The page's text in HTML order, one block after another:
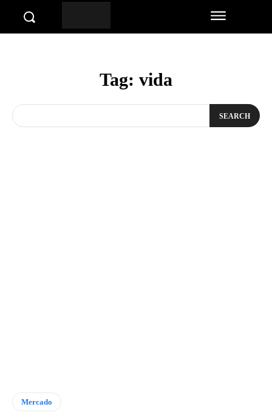
Tag: vida
SEARCH
Mercado